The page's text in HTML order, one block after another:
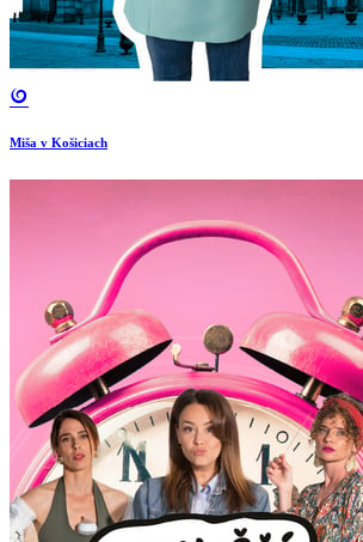
Miša v Košiciach